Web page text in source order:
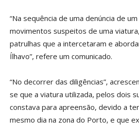
“Na sequência de uma denúncia de
movimentos suspeitos de uma
patrulhas que a intercetaram e
Ílhavo”, refere um comunicado.
“No decorrer das diligências”,
se que a viatura utilizada, pelos dois
constava para apreensão, devido a
mesmo dia na zona do Porto, e que